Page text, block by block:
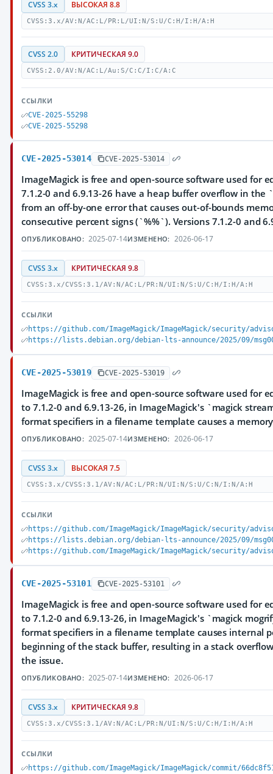
CVSS 3.x ВЫСОКАЯ 8.8
CVSS:3.x/AV:N/AC:L/PR:L/UI:N/S:U/C:H/I:H/A:H
CVSS 2.0 КРИТИЧЕСКАЯ 9.0
CVSS:2.0/AV:N/AC:L/Au:S/C:C/I:C/A:C
ССЫЛКИ
CVE-2025-55298
CVE-2025-55298
CVE-2025-53014 CVE-2025-53014
ImageMagick is free and open-source software used for
7.1.2-0 and 6.9.13-26 have a heap buffer overflow in
from an off-by-one error that causes out-of-bounds
consecutive percent signs (`%%`). Versions 7.1.2-0 and
ОПУБЛИКОВАНО: 2025-07-14ИЗМЕНЕНО: 2026-06-17
CVSS 3.x КРИТИЧЕСКАЯ 9.8
CVSS:3.x/CVSS:3.1/AV:N/AC:L/PR:N/UI:N/S:U/C:H/I:H/A:H
ССЫЛКИ
https://github.com/ImageMagick/ImageMagick/security/
https://lists.debian.org/debian-lts-announce/2025/09/
CVE-2025-53019 CVE-2025-53019
ImageMagick is free and open-source software used for
to 7.1.2-0 and 6.9.13-26, in ImageMagick's `magick
format specifiers in a filename template causes a
ОПУБЛИКОВАНО: 2025-07-14ИЗМЕНЕНО: 2026-06-17
CVSS 3.x ВЫСОКАЯ 7.5
CVSS:3.x/CVSS:3.1/AV:N/AC:L/PR:N/UI:N/S:U/C:N/I:N/A:H
ССЫЛКИ
https://github.com/ImageMagick/ImageMagick/security/
https://lists.debian.org/debian-lts-announce/2025/09/
https://github.com/ImageMagick/ImageMagick/security/
CVE-2025-53101 CVE-2025-53101
ImageMagick is free and open-source software used for
to 7.1.2-0 and 6.9.13-26, in ImageMagick's `magick
format specifiers in a filename template causes internal
beginning of the stack buffer, resulting in a stack
the issue.
ОПУБЛИКОВАНО: 2025-07-14ИЗМЕНЕНО: 2026-06-17
CVSS 3.x КРИТИЧЕСКАЯ 9.8
CVSS:3.x/CVSS:3.1/AV:N/AC:L/PR:N/UI:N/S:U/C:H/I:H/A:H
ССЫЛКИ
https://github.com/ImageMagick/ImageMagick/commit/